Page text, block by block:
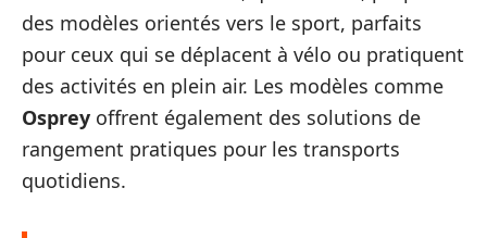
des modèles orientés vers le sport, parfaits
pour ceux qui se déplacent à vélo ou pratiquent
des activités en plein air. Les modèles comme
Osprey offrent également des solutions de
rangement pratiques pour les transports
quotidiens.